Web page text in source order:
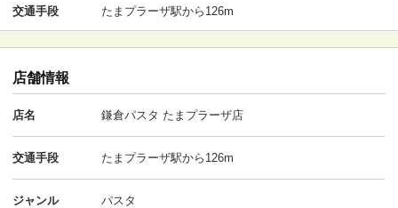
交通手段 たまプラーザ駅から126m
店舗情報
店名 鎌倉パスタ たまプラーザ店
交通手段 たまプラーザ駅から126m
ジャンル パスタ